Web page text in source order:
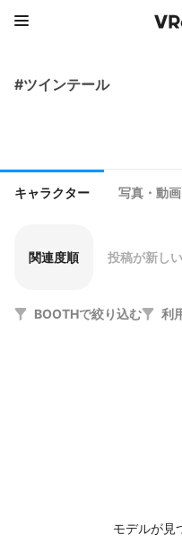
#ツインテール
キャラクター 写真・動画
関連度順 投稿が新し
BOOTHで絞り込む 利
モデルが見